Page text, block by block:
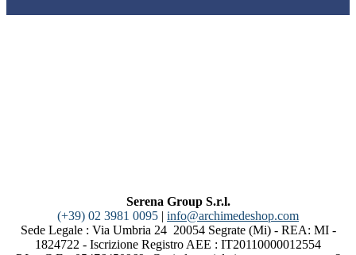
Serena Group S.r.l.
(+39) 02 3981 0095 | info@archimedeshop.com
Sede Legale : Via Umbria 24 20054 Segrate (Mi) - REA: MI -
1824722 - Iscrizione Registro AEE : IT20110000012554